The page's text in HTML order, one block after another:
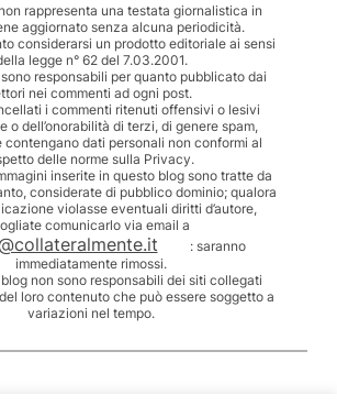
rappresenta una testata giornalistica in
aggiornato senza alcuna periodicità.
considerarsi un prodotto editoriale ai sensi
legge n° 62 del 7.03.2001.
responsabili per quanto pubblicato dai
nei commenti ad ogni post.
i commenti ritenuti offensivi o lesivi
o dell’onorabilità di terzi, di genere spam,
contengano dati personali non conformi al
delle norme sulla Privacy.
inserite in questo blog sono tratte da
considerate di pubblico dominio; qualora
violasse eventuali diritti d’autore,
comunicarlo via email a
: saranno
immediatamente rimossi.
non sono responsabili dei siti collegati
loro contenuto che può essere soggetto a
variazioni nel tempo.